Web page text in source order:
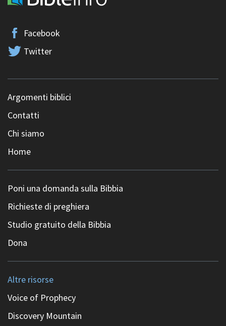
Facebook
Twitter
Argomenti biblici
Contatti
Chi siamo
Home
Poni una domanda sulla Bibbia
Richieste di preghiera
Studio gratuito della Bibbia
Dona
Altre risorse
Voice of Prophecy
Discovery Mountain